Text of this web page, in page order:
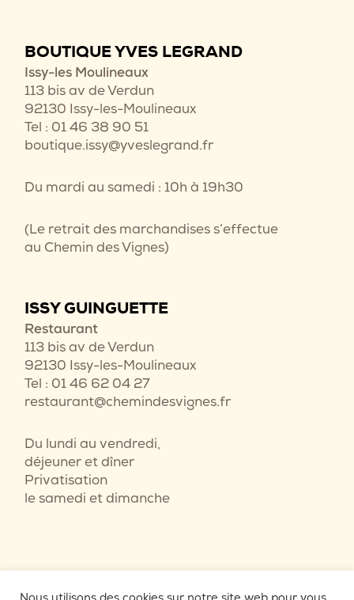
BOUTIQUE YVES LEGRAND
Issy-les Moulineaux
113 bis av de Verdun
92130 Issy-les-Moulineaux
Tel : 01 46 38 90 51
boutique.issy@yveslegrand.fr
Du mardi au samedi : 10h à 19h30
(Le retrait des marchandises s’effectue
au Chemin des Vignes)
ISSY GUINGUETTE
Restaurant
113 bis av de Verdun
92130 Issy-les-Moulineaux
Tel : 01 46 62 04 27
restaurant@chemindesvignes.fr
Du lundi au vendredi,
déjeuner et dîner
Privatisation
le samedi et dimanche